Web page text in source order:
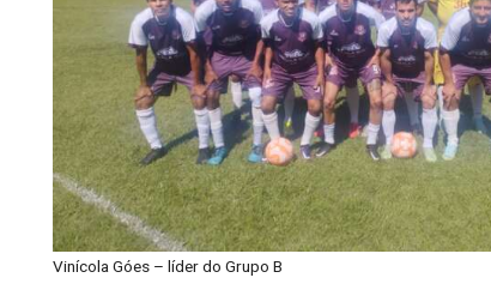
Vinícola Góes – líder do Grupo B